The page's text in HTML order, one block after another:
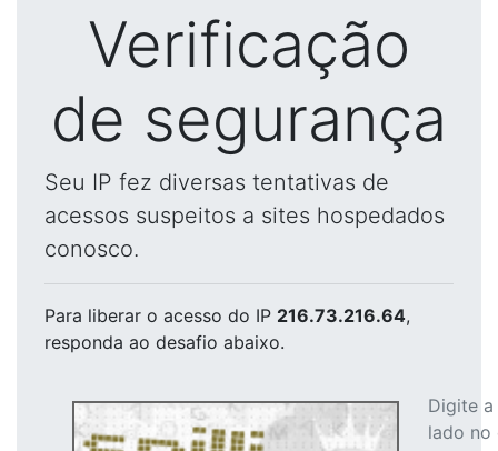
Verificação
de segurança
Seu IP fez diversas tentativas de
acessos suspeitos a sites hospedados
conosco.
Para liberar o acesso do IP 216.73.216.64,
responda ao desafio abaixo.
Digite
lado no